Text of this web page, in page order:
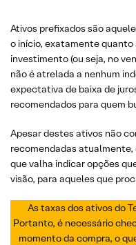
Ativos prefixados são
o início, exatamente quanto
investimento (ou seja, no
não é atrelada a nenhum
expectativa de baixa de
recomendados para quem
Apesar destes ativos não
recomendadas atualmente,
que valha indicar opções
visão, para aqueles que
As taxas dos ativos do
Portanto, é necessário
momento da compra, o